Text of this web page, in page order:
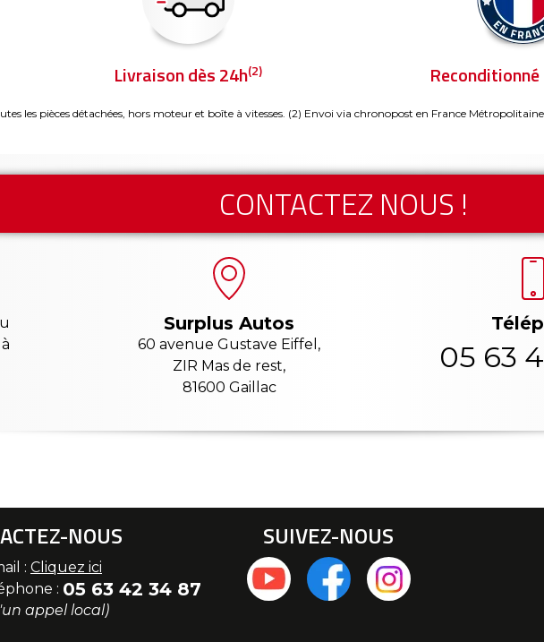
Livraison dès 24h(2) Reconditionné
les pièces détachées, hors moteur et boîte à vitesses. (2) Envoi via chronopost en France
CONTACTEZ NOUS !
Surplus Autos
60 avenue Gustave Eiffel,
ZIR Mas de rest,
81600 Gaillac
05 63
NOUS
: Cliquez ici
: 05 63 42 34 87
appel local)
SUIVEZ-NOUS